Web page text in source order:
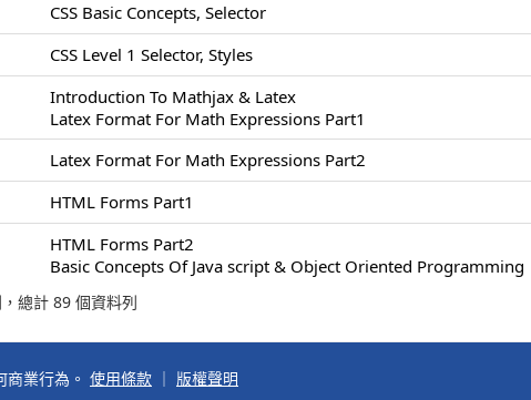
CSS Basic Concepts, Selector
CSS Level 1 Selector, Styles
Introduction To Mathjax & Latex
Latex Format For Math Expressions Part1
Latex Format For Math Expressions Part2
HTML Forms Part1
HTML Forms Part2
Basic Concepts Of Java script & Object Oriented Programming
總計 89 個資料列
業行為。 使用條款
版權聲明